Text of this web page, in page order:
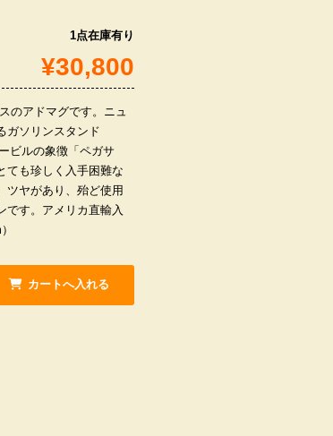
1点在庫有り
¥30,800
のアドマグです。ニュ
ガソリンスタンド
ビルの象徴「ペガサ
ても珍しく入手困難な
ツヤがあり、殆ど使用
です。アメリカ直輸入